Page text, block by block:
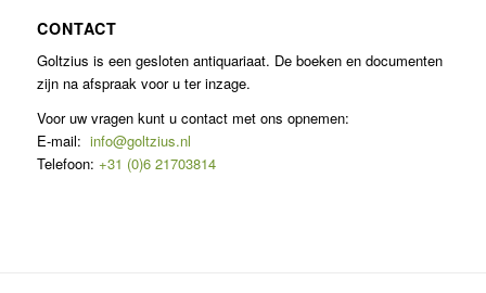
CONTACT
Goltzius is een gesloten antiquariaat. De boeken en documenten
zijn na afspraak voor u ter inzage.
Voor uw vragen kunt u contact met ons opnemen:
E-mail: info@goltzius.nl
Telefoon: +31 (0)6 21703814